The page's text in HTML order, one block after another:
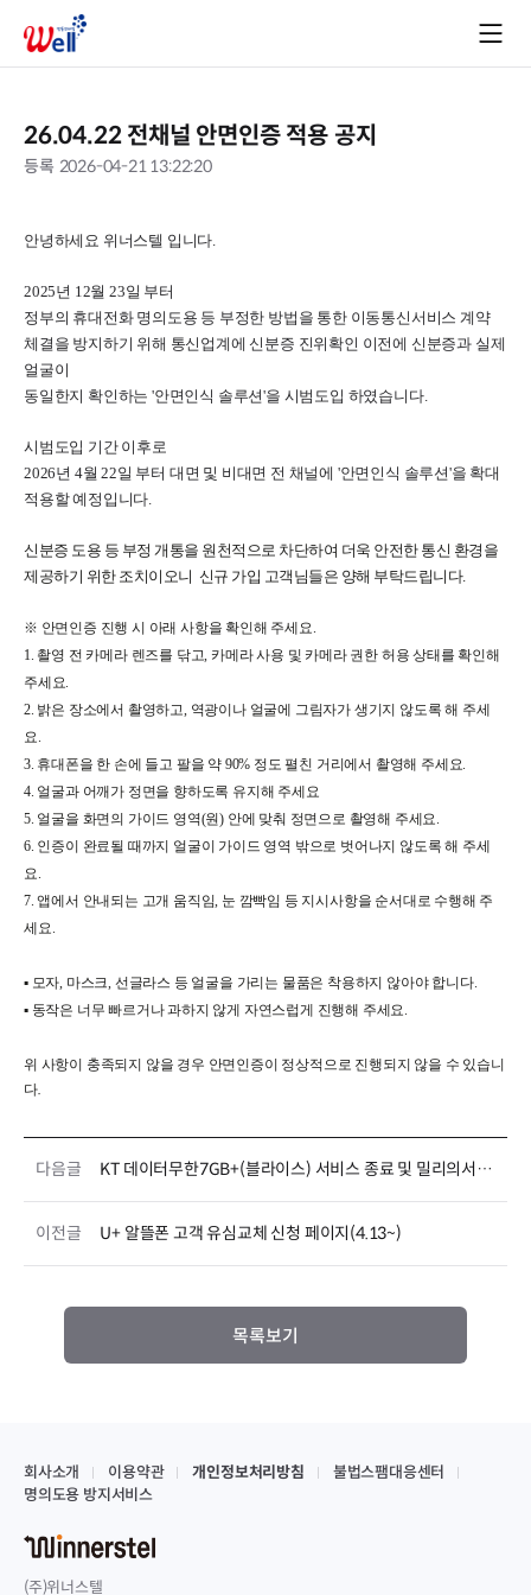
26.04.22 전채널 안면인증 적용 공지
등록 2026-04-21 13:22:20
안녕하세요 위너스텔 입니다.
2025년 12월 23일 부터
정부의 휴대전화 명의도용 등 부정한 방법을 통한 이동통신서비스 계약
체결을 방지하기 위해 통신업계에 신분증 진위확인 이전에 신분증과 실제
얼굴이
동일한지 확인하는 '안면인식 솔루션'을 시범도입 하였습니다.
시범도입 기간 이후로
2026년 4월 22일 부터 대면 및 비대면 전 채널에 '안면인식 솔루션'을 확대
적용할 예정입니다.
신분증 도용 등 부정 개통을 원천적으로 차단하여 더욱 안전한 통신 환경을
제공하기 위한 조치이오니  신규 가입 고객님들은 양해 부탁드립니다.
※ 안면인증 진행 시 아래 사항을 확인해 주세요.
1. 촬영 전 카메라 렌즈를 닦고, 카메라 사용 및 카메라 권한 허용 상태를 확인해
주세요.
2. 밝은 장소에서 촬영하고, 역광이나 얼굴에 그림자가 생기지 않도록 해 주세
요.
3. 휴대폰을 한 손에 들고 팔을 약 90% 정도 펼친 거리에서 촬영해 주세요.
4. 얼굴과 어깨가 정면을 향하도록 유지해 주세요
5. 얼굴을 화면의 가이드 영역(원) 안에 맞춰 정면으로 촬영해 주세요.
6. 인증이 완료될 때까지 얼굴이 가이드 영역 밖으로 벗어나지 않도록 해 주세
요.
7. 앱에서 안내되는 고개 움직임, 눈 깜빡임 등 지시사항을 순서대로 수행해 주
세요.
▪︎ 모자, 마스크, 선글라스 등 얼굴을 가리는 물품은 착용하지 않아야 합니다.
▪︎ 동작은 너무 빠르거나 과하지 않게 자연스럽게 진행해 주세요.
위 사항이 충족되지 않을 경우 안면인증이 정상적으로 진행되지 않을 수 있습니
다.
다음글 KT 데이터무한7GB+(블라이스) 서비스 종료 및 밀리의서재 대체 제공 안내
이전글 U+ 알뜰폰 고객 유심교체 신청 페이지(4.13~)
목록보기
회사소개 이용약관 개인정보처리방침
불법스팸대응센터
명의도용 방지서비스
(주)위너스텔